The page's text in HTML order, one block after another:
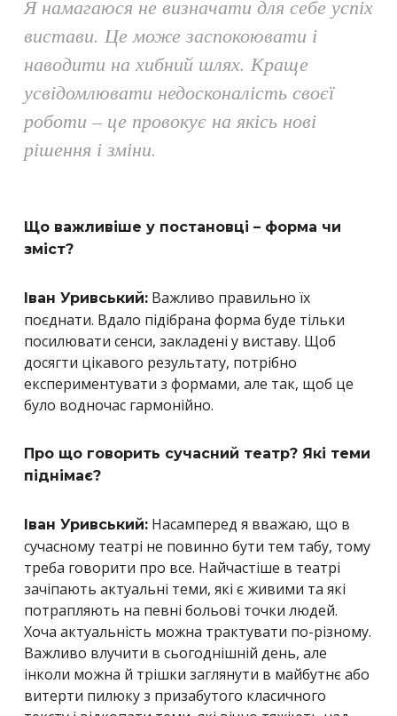
Я намагаюся не визначати для себе успіх
вистави. Це може заспокоювати і
наводити на хибний шлях. Краще
усвідомлювати недосконалість своєї
роботи – це провокує на якісь нові
рішення і зміни.
Що важливіше у постановці – форма чи
зміст?
Іван Уривський: Важливо правильно їх
поєднати. Вдало підібрана форма буде тільки
посилювати сенси, закладені у виставу. Щоб
досягти цікавого результату, потрібно
експериментувати з формами, але так, щоб це
було водночас гармонійно.
Про що говорить сучасний театр? Які теми
піднімає?
Іван Уривський: Насамперед я вважаю, що в
сучасному театрі не повинно бути тем табу, тому
треба говорити про все. Найчастіше в театрі
зачіпають актуальні теми, які є живими та які
потрапляють на певні больові точки людей.
Хоча актуальність можна трактувати по-різному.
Важливо влучити в сьогоднішній день, але
інколи можна й трішки заглянути в майбутнє або
витерти пилюку з призабутого класичного